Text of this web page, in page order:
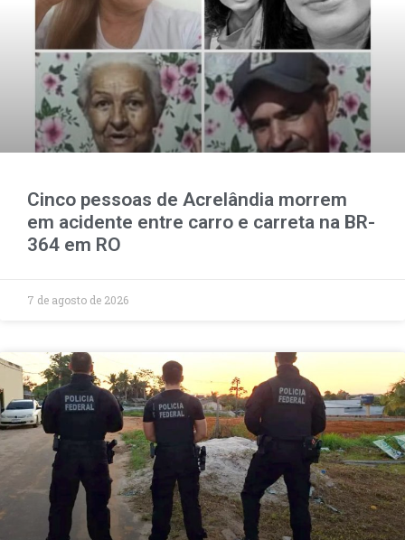
Cinco pessoas de Acrelândia morrem
em acidente entre carro e carreta na BR-
364 em RO
7 de agosto de 2026